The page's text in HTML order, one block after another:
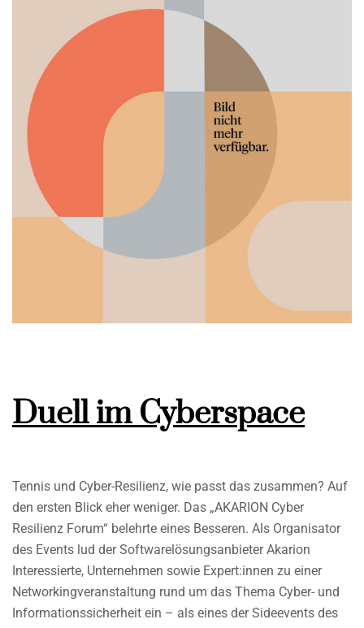
Duell im Cyberspace
Tennis und Cyber-Resilienz, wie passt das zusammen? Auf
den ersten Blick eher weniger. Das „AKARION Cyber
Resilienz Forum“ belehrte eines Besseren. Als Organisator
des Events lud der Softwarelösungsanbieter Akarion
Interessierte, Unternehmen sowie Expert:innen zu einer
Networkingveranstaltung rund um das Thema Cyber- und
Informationssicherheit ein – als eines der Sideevents des